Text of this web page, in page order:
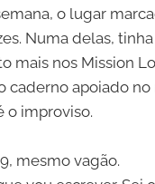
o lugar
Numa delas,
mais nos Mission
caderno apoiado no
o improviso.
mesmo vagão.